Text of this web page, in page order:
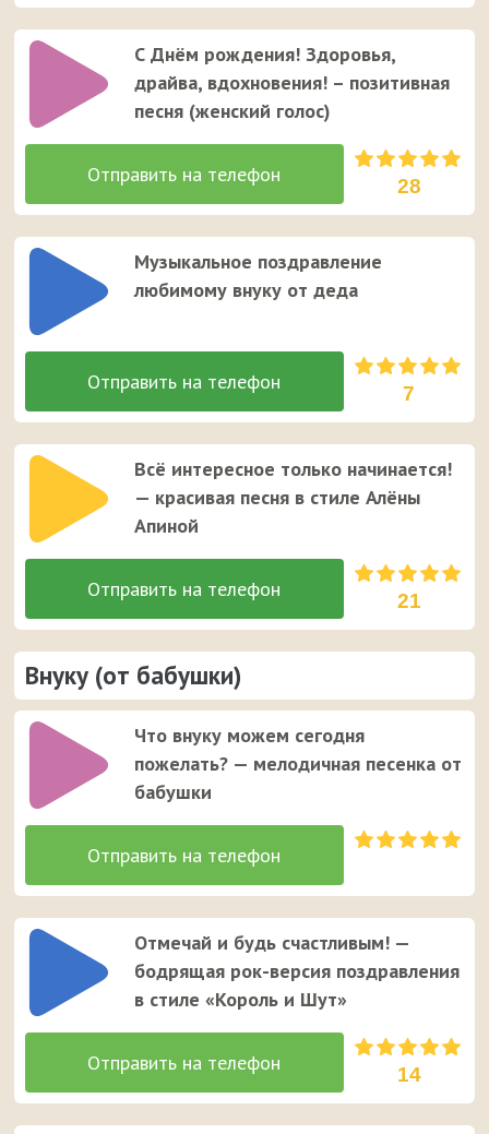
С Днём рождения! Здоровья,
драйва, вдохновения! – позитивная
песня (женский голос)
28
Музыкальное поздравление
любимому внуку от деда
7
Всё интересное только начинается!
— красивая песня в стиле Алёны
Апиной
21
Внуку (от бабушки)
Что внуку можем сегодня
пожелать? — мелодичная песенка от
бабушки
Отмечай и будь счастливым! —
бодрящая рок-версия поздравления
в стиле «Король и Шут»
14